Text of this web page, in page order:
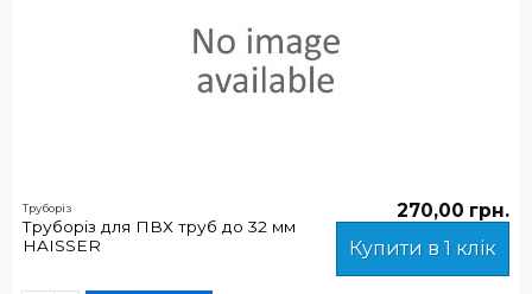
Труборіз
Труборіз для ПВХ труб до 32 мм
HAISSER
270,00 грн.
Купити в 1 клік